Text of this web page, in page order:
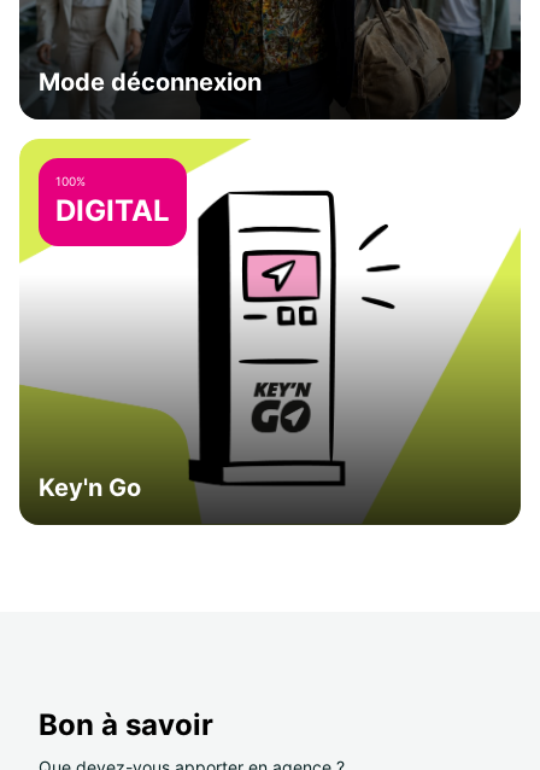
Mode déconnexion
100%
DIGITAL
Key'n Go
Bon à savoir